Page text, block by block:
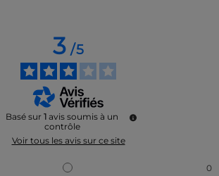
3/5
Basé sur 1 avis soumis à un
contrôle
Voir tous les avis sur ce site
0